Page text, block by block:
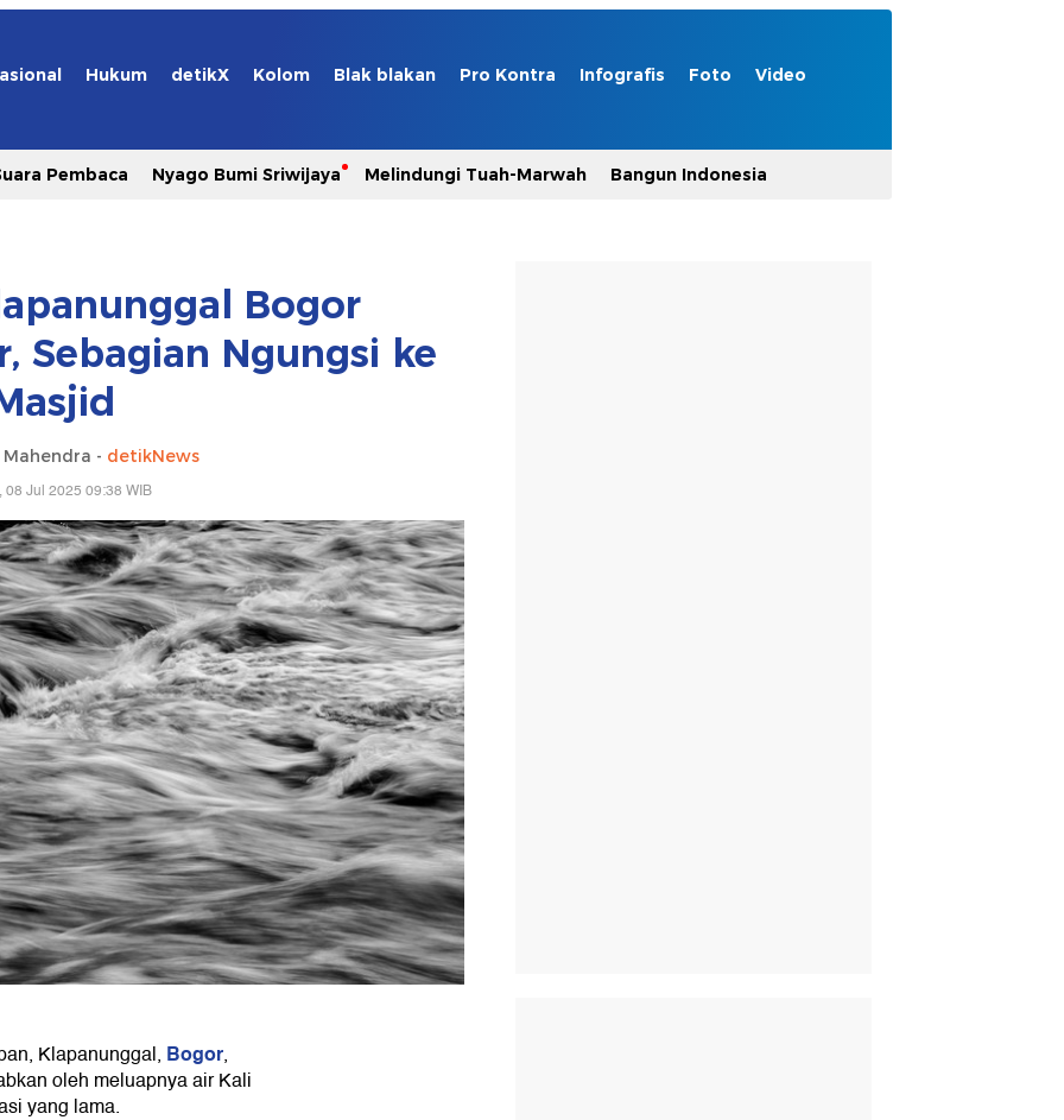
Hukum detikX Kolom Blak blakan Pro Kontra Infografis Foto Video
Pembaca Nyago Bumi Sriwijaya Melindungi Tuah-Marwah Bangun Indonesia
Bogor
Sebagian Ngungsi ke
Mahendra - detikNews
08 Jul 2025 09:38 WIB
Klapanunggal, Bogor,
oleh meluapnya air Kali
yang lama.